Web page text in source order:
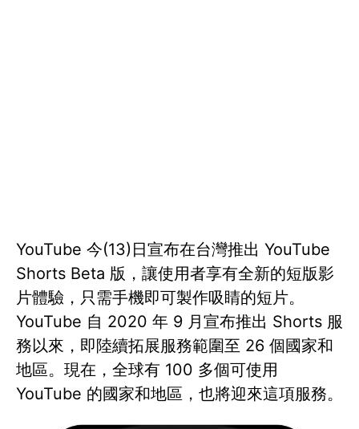
YouTube 今(13)日宣布在台灣推出 YouTube
Shorts Beta 版，讓使用者享有全新的短版影
片體驗，只需手機即可製作吸睛的短片。
YouTube 自 2020 年 9 月宣布推出 Shorts 服
務以來，即陸續拓展服務範圍至 26 個國家和
地區。現在，全球有 100 多個可使用
YouTube 的國家和地區，也將迎來這項服務。